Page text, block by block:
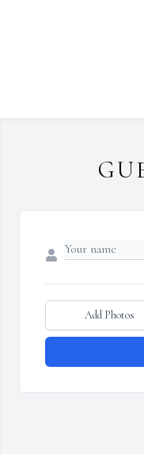
Add Photos